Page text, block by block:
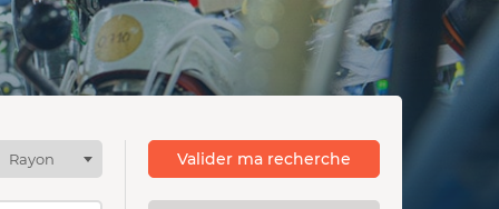
Rayon Valider ma recherche